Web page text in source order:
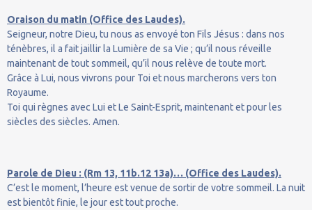
Oraison du matin (Office des Laudes).
Seigneur, notre Dieu, tu nous as envoyé ton Fils Jésus : dans nos
ténèbres, il a fait jaillir la Lumière de sa Vie ; qu’il nous réveille
maintenant de tout sommeil, qu’il nous relève de toute mort.
Grâce à Lui, nous vivrons pour Toi et nous marcherons vers ton
Royaume.
Toi qui règnes avec Lui et Le Saint-Esprit, maintenant et pour les
siècles des siècles. Amen.
Parole de Dieu : (Rm 13, 11b.12 13a)… (Office des Laudes).
C’est le moment, l’heure est venue de sortir de votre sommeil. La nuit
est bientôt finie, le jour est tout proche.